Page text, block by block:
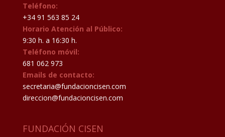
Teléfono:
+34 91 563 85 24
Horario Atención al Público:
9:30 h. a 16:30 h.
Teléfono móvil:
681 062 973
Emails de contacto:
secretaria@fundacioncisen.com
direccion@fundacioncisen.com
FUNDACIÓN CISEN